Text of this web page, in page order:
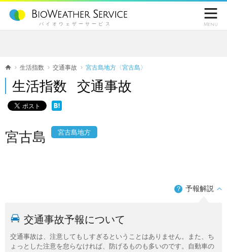
バイオウェザーサービス

Menu
生活指数 交通事故 宮古島地方〈宮古島〉
生活指数 交通事故
宮古島 宮古島地方
？ 予報解説
交通事故予報について
交通事故は、注意してもしすぎるということはありません。また、ち
ょっとした注意を怠らなければ、防げるものも多いのです。自動車の